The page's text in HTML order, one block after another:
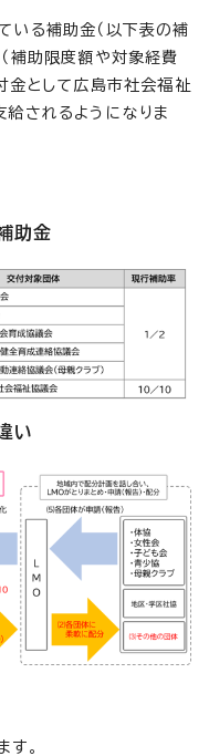
いる補助金（以下表の補
補助限度額や対象経費
金として広島市社会福祉
されるようになりま
助金
い
。